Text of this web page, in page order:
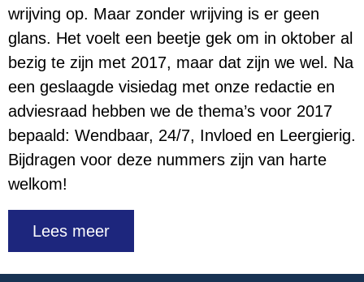
wrijving op. Maar zonder wrijving is er geen
glans. Het voelt een beetje gek om in oktober al
bezig te zijn met 2017, maar dat zijn we wel. Na
een geslaagde visiedag met onze redactie en
adviesraad hebben we de thema’s voor 2017
bepaald: Wendbaar, 24/7, Invloed en Leergierig.
Bijdragen voor deze nummers zijn van harte
welkom!
Lees meer